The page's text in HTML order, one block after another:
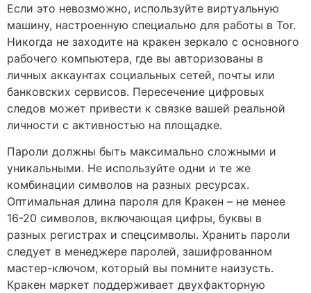
Если это невозможно, используйте виртуальную
машину, настроенную специально для работы в Tor.
Никогда не заходите на кракен зеркало с основного
рабочего компьютера, где вы авторизованы в
личных аккаунтах социальных сетей, почты или
банковских сервисов. Пересечение цифровых
следов может привести к связке вашей реальной
личности с активностью на площадке.
Пароли должны быть максимально сложными и
уникальными. Не используйте одни и те же
комбинации символов на разных ресурсах.
Оптимальная длина пароля для Кракен – не менее
16-20 символов, включающая цифры, буквы в
разных регистрах и спецсимволы. Хранить пароли
следует в менеджере паролей, зашифрованном
мастер-ключом, который вы помните наизусть.
Кракен маркет поддерживает двухфакторную